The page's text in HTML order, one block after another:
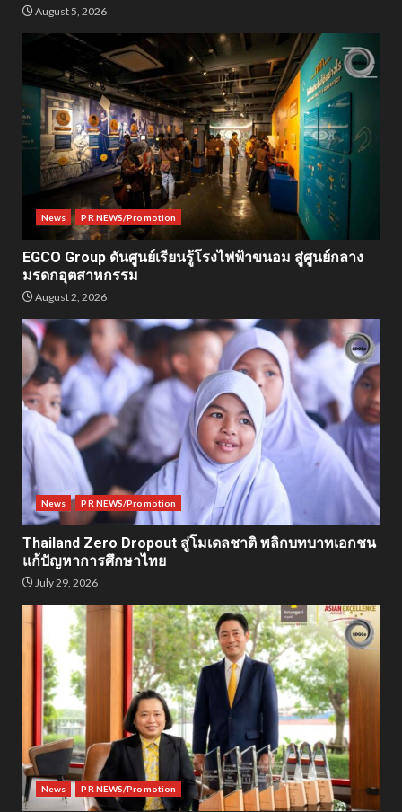
August 5, 2026
News PR NEWS/Promotion
EGCO Group ดันศูนย์เรียนรู้โรงไฟฟ้าขนอม สู่ศูนย์กลาง
มรดกอุตสาหกรรม
August 2, 2026
News PR NEWS/Promotion
Thailand Zero Dropout สู่โมเดลชาติ พลิกบทบาทเอกชน
แก้ปัญหาการศึกษาไทย
July 29, 2026
News PR NEWS/Promotion